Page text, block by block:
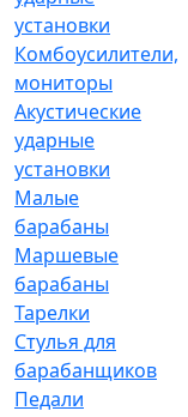
установки
Комбоусилители,
мониторы
Акустические
ударные
установки
Малые
барабаны
Маршевые
барабаны
Тарелки
Стулья для
барабанщиков
Педали